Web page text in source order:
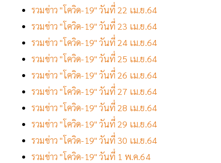
รวมข่าว "โควิด-19" วันที่ 22 เม.ย.64
รวมข่าว "โควิด-19" วันที่ 23 เม.ย.64
รวมข่าว "โควิด-19" วันที่ 24 เม.ย.64
รวมข่าว "โควิด-19" วันที่ 25 เม.ย.64
รวมข่าว "โควิด-19" วันที่ 26 เม.ย.64
รวมข่าว "โควิด-19" วันที่ 27 เม.ย.64
รวมข่าว "โควิด-19" วันที่ 28 เม.ย.64
รวมข่าว "โควิด-19" วันที่ 29 เม.ย.64
รวมข่าว "โควิด-19" วันที่ 30 เม.ย.64
รวมข่าว "โควิด-19" วันที่ 1 พ.ค.64